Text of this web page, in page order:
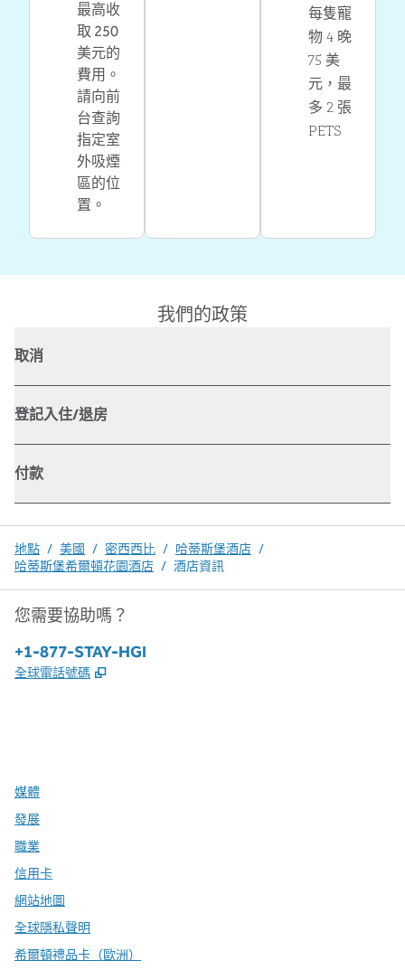
最高收
取 250
美元的
費用。
請向前
台查詢
指定室
外吸煙
區的位
置。
每隻寵
物 4 晚
75 美
元，最
多 2 張
PETS
我們的政策
取消
登記入住/退房
付款
地點 / 美國 / 密西西比 / 哈蒂斯堡酒店 /
哈蒂斯堡希爾頓花園酒店 / 酒店資訊
您需要協助嗎？
電話：
+1-877-STAY-HGI
全球電話號碼 ,
媒體
發展
職業
信用卡
網站地圖
全球隱私聲明
希爾頓禮品卡（歐洲）